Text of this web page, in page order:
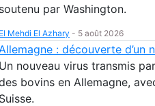
soutenu par Washington.
El Mehdi El Azhary - 5 août 2026
Allemagne : découverte d’un
Un nouveau virus transmis
bovins en Allemagne,
Suisse.